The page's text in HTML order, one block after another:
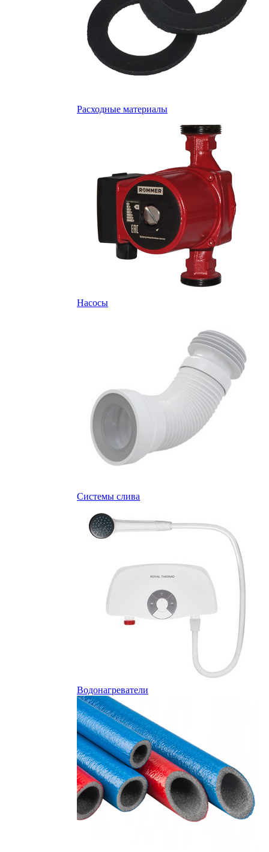
Расходные материалы
Насосы
Системы слива
Водонагреватели